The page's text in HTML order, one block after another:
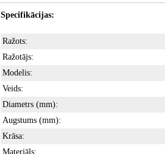
Specifikācijas:
Ražots:
Ražotājs:
Modelis:
Veids:
Diametrs (mm):
Augstums (mm):
Krāsa:
Materiāls: